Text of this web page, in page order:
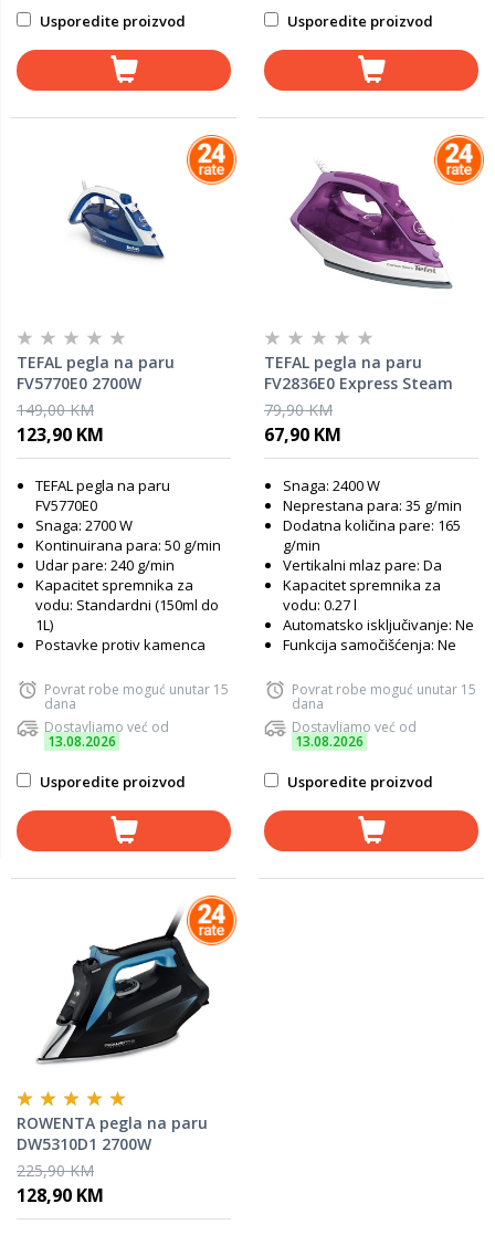
Usporedite proizvod Usporedite proizvod
TEFAL pegla na paru
FV5770E0 2700W
149,00 KM
123,90 KM
TEFAL pegla na paru
FV5770E0
Snaga: 2700 W
Kontinuirana para: 50 g/min
Udar pare: 240 g/min
Kapacitet spremnika za
vodu: Standardni (150ml do
1L)
Postavke protiv kamenca
Povrat robe moguć unutar 15
dana
Dostavljamo već od
13.08.2026
Usporedite proizvod
TEFAL pegla na paru
FV2836E0 Express Steam
2400W
79,90 KM
67,90 KM
Snaga: 2400 W
Neprestana para: 35 g/min
Dodatna količina pare: 165
g/min
Vertikalni mlaz pare: Da
Kapacitet spremnika za
vodu: 0.27 l
Automatsko isključivanje: Ne
Funkcija samočišćenja: Ne
Povrat robe moguć unutar 15
dana
Dostavljamo već od
13.08.2026
Usporedite proizvod
ROWENTA pegla na paru
DW5310D1 2700W
225,90 KM
128,90 KM